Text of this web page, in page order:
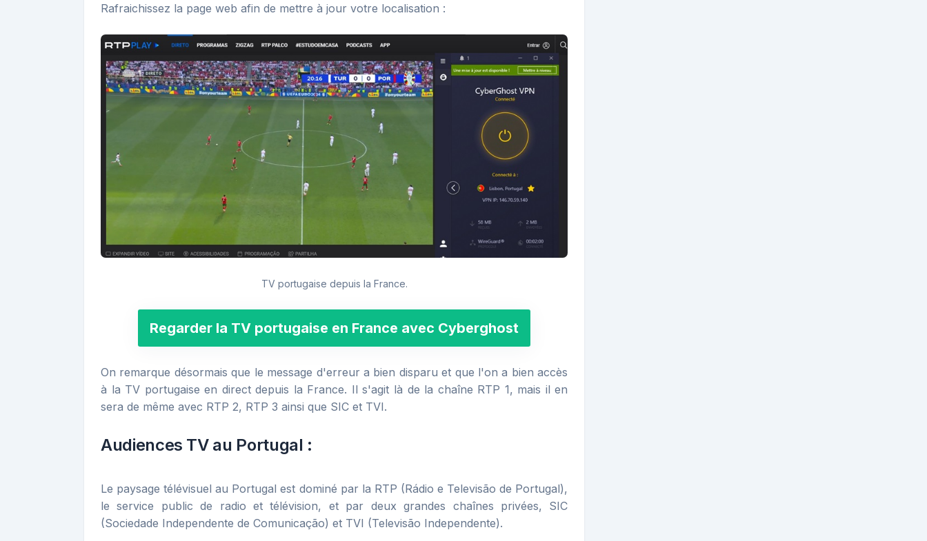
Rafraichissez la page web afin de mettre à jour votre localisation :
TV portugaise depuis la France.
Regarder la TV portugaise en France avec Cyberghost
On remarque désormais que le message d'erreur a bien disparu et que l'on a bien accès
à la TV portugaise en direct depuis la France. Il s'agit là de la chaîne RTP 1, mais il en
sera de même avec RTP 2, RTP 3 ainsi que SIC et TVI.
Audiences TV au Portugal :
Le paysage télévisuel au Portugal est dominé par la RTP (Rádio e Televisão de Portugal),
le service public de radio et télévision, et par deux grandes chaînes privées, SIC
(Sociedade Independente de Comunicação) et TVI (Televisão Independente).